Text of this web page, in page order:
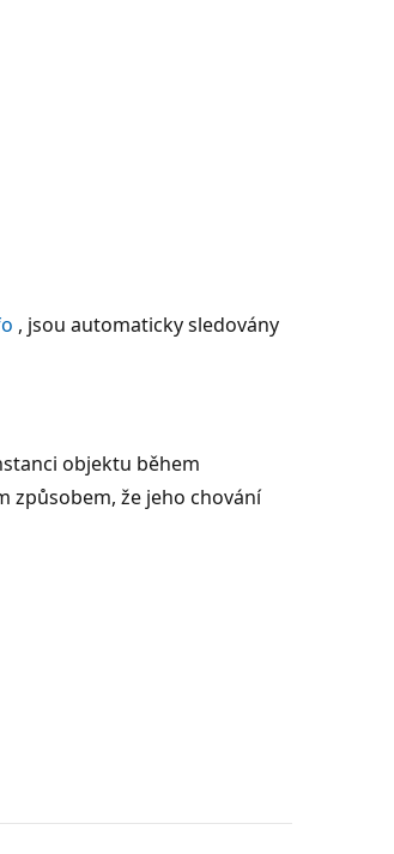
, jsou automaticky sledovány
objektu během
způsobem, že jeho chování